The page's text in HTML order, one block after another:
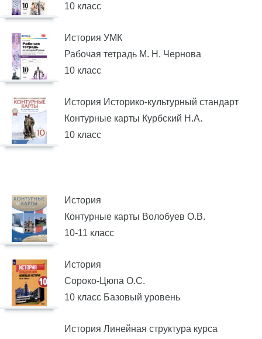
10 класс
История УМК
Рабочая тетрадь М. Н. Чернова
10 класс
История Историко-культурный стандарт
Контурные карты Курбский Н.А.
10 класс
История
Контурные карты Волобуев О.В.
10-11 класс
История
Сороко-Цюпа О.С.
10 класс Базовый уровень
История Линейная структура курса